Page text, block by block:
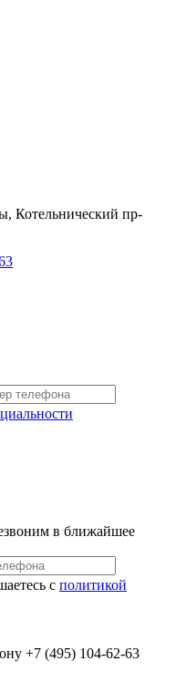
Котельнический пр-
в ближайшее
с политикой
+7 (495) 104-62-63